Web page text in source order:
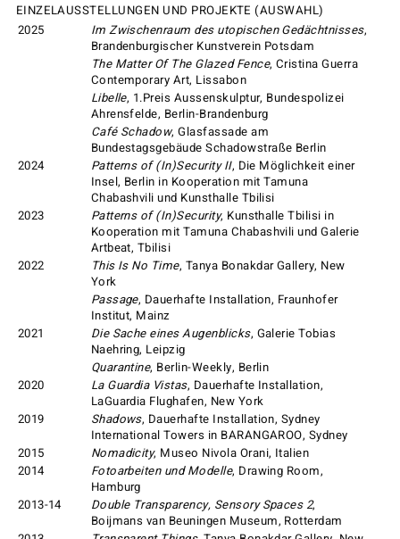
EINZELAUSSTELLUNGEN UND PROJEKTE (AUSWAHL)
2025
Im Zwischenraum des utopischen Gedächtnisses,
Brandenburgischer Kunstverein Potsdam
The Matter Of The Glazed Fence, Cristina Guerra
Contemporary Art, Lissabon
Libelle, 1.Preis Aussenskulptur, Bundespolizei
Ahrensfelde, Berlin-Brandenburg
Café Schadow, Glasfassade am
Bundestagsgebäude Schadowstraße Berlin
2024
Patterns of (In)Security II, Die Möglichkeit einer
Insel, Berlin in Kooperation mit Tamuna
Chabashvili und Kunsthalle Tbilisi
2023
Patterns of (In)Security, Kunsthalle Tbilisi in
Kooperation mit Tamuna Chabashvili und Galerie
Artbeat, Tbilisi
2022
This Is No Time, Tanya Bonakdar Gallery, New
York
Passage, Dauerhafte Installation, Fraunhofer
Institut, Mainz
2021
Die Sache eines Augenblicks, Galerie Tobias
Naehring, Leipzig
Quarantine, Berlin-Weekly, Berlin
2020
La Guardia Vistas, Dauerhafte Installation,
LaGuardia Flughafen, New York
2019
Shadows, Dauerhafte Installation, Sydney
International Towers in BARANGAROO, Sydney
2015
Nomadicity, Museo Nivola Orani, Italien
2014
Fotoarbeiten und Modelle, Drawing Room,
Hamburg
2013-14
Double Transparency, Sensory Spaces 2,
Boijmans van Beuningen Museum, Rotterdam